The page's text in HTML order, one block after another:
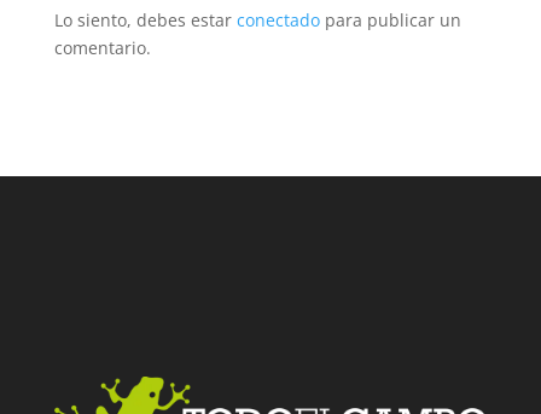
Lo siento, debes estar conectadopara publicar un
comentario.